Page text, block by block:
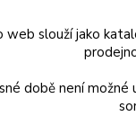
slouží jako
době není